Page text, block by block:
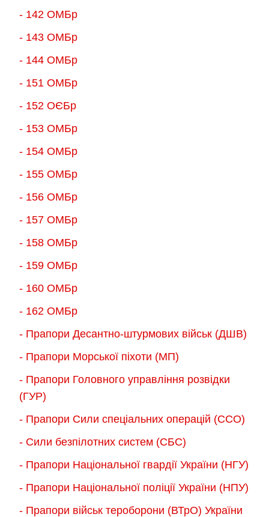
- 142 ОМБр
- 143 ОМБр
- 144 ОМБр
- 151 ОМБр
- 152 ОЄБр
- 153 ОМБр
- 154 ОМБр
- 155 ОMБр
- 156 ОMБр
- 157 ОМБр
- 158 ОМБр
- 159 ОМБр
- 160 ОМБр
- 162 ОМБр
- Прапори Десантно-штурмових військ (ДШВ)
- Прапори Морської піхоти (МП)
- Прапори Головного управління розвідки
(ГУР)
- Прапори Сили спеціальних операцій (ССО)
- Сили безпілотних систем (СБС)
- Прапори Національної гвардії України (НГУ)
- Прапори Національної поліції України (НПУ)
- Прапори військ тероборони (ВТрО) України